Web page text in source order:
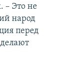
– Это не
народ
перед